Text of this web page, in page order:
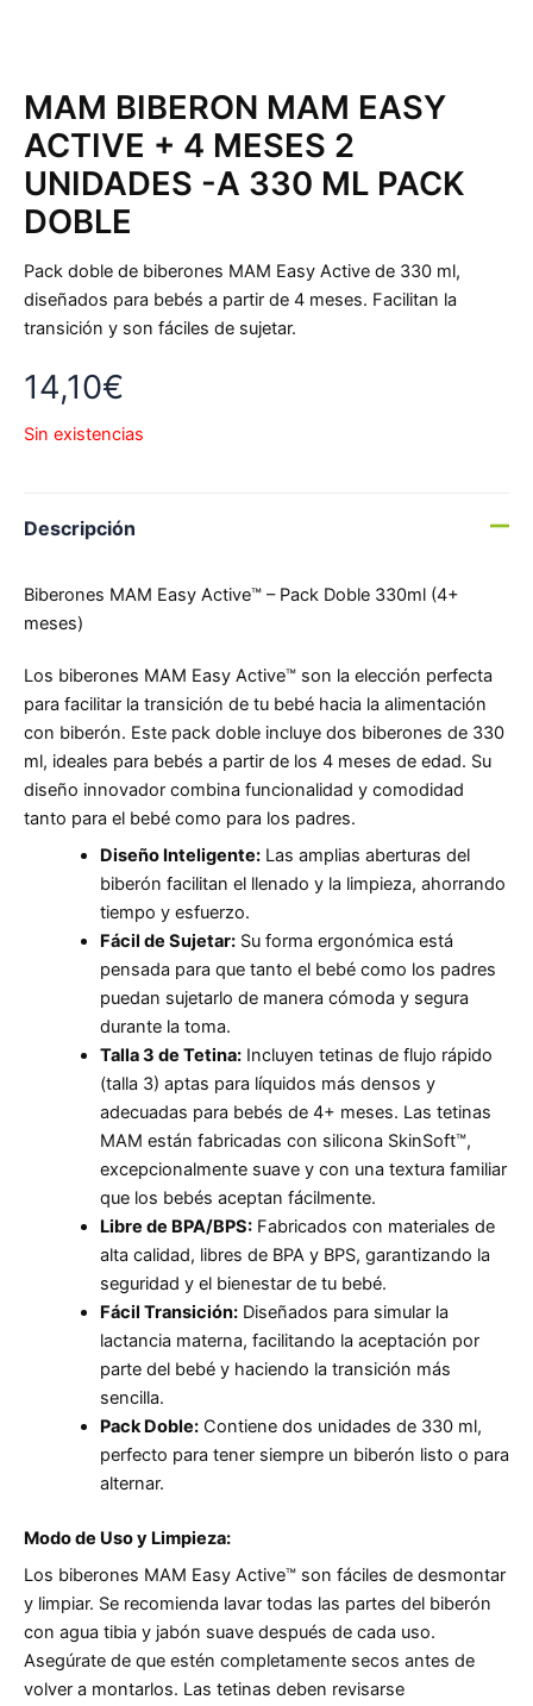
MAM BIBERON MAM EASY
ACTIVE + 4 MESES 2
UNIDADES -A 330 ML PACK
DOBLE
Pack doble de biberones MAM Easy Active de 330 ml,
diseñados para bebés a partir de 4 meses. Facilitan la
transición y son fáciles de sujetar.
14,10€
Sin existencias
Descripción
Biberones MAM Easy Active™ – Pack Doble 330ml (4+
meses)
Los biberones MAM Easy Active™ son la elección perfecta
para facilitar la transición de tu bebé hacia la alimentación
con biberón. Este pack doble incluye dos biberones de 330
ml, ideales para bebés a partir de los 4 meses de edad. Su
diseño innovador combina funcionalidad y comodidad
tanto para el bebé como para los padres.
Diseño Inteligente:Las amplias aberturas del
biberón facilitan el llenado y la limpieza, ahorrando
tiempo y esfuerzo.
Fácil de Sujetar:Su forma ergonómica está
pensada para que tanto el bebé como los padres
puedan sujetarlo de manera cómoda y segura
durante la toma.
Talla 3 de Tetina:Incluyen tetinas de flujo rápido
(talla 3) aptas para líquidos más densos y
adecuadas para bebés de 4+ meses. Las tetinas
MAM están fabricadas con silicona SkinSoft™,
excepcionalmente suave y con una textura familiar
que los bebés aceptan fácilmente.
Libre de BPA/BPS:Fabricados con materiales de
alta calidad, libres de BPA y BPS, garantizando la
seguridad y el bienestar de tu bebé.
Fácil Transición:Diseñados para simular la
lactancia materna, facilitando la aceptación por
parte del bebé y haciendo la transición más
sencilla.
Pack Doble:Contiene dos unidades de 330 ml,
perfecto para tener siempre un biberón listo o para
alternar.
Modo de Uso y Limpieza:
Los biberones MAM Easy Active™ son fáciles de desmontar
y limpiar. Se recomienda lavar todas las partes del biberón
con agua tibia y jabón suave después de cada uso.
Asegúrate de que estén completamente secos antes de
volver a montarlos. Las tetinas deben revisarse